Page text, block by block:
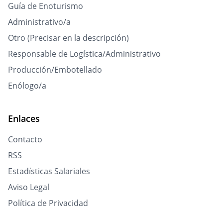
Guía de Enoturismo
Administrativo/a
Otro (Precisar en la descripción)
Responsable de Logística/Administrativo
Producción/Embotellado
Enólogo/a
Enlaces
Contacto
RSS
Estadísticas Salariales
Aviso Legal
Política de Privacidad